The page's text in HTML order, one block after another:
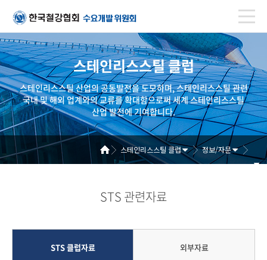
스테인리스스틸 클럽
스테인리스스틸 산업의 공동발전을 도모하며, 스테인리스스틸 관련
국내 및 해외 업계와의 교류를 확대함으로써 세계 스테인리스스틸
산업 발전에 기여합니다.
스테인리스스틸 클럽 정보/자문
STS 관련자료
STS 클럽자료 외부자료